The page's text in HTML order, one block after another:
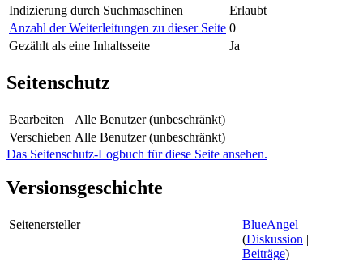
Indizierung durch Suchmaschinen
Erlaubt
Anzahl der Weiterleitungen zu dieser Seite 0
Gezählt als eine Inhaltsseite
Ja
Seitenschutz
Bearbeiten
Alle Benutzer (unbeschränkt)
Verschieben Alle Benutzer (unbeschränkt)
Das Seitenschutz-Logbuch für diese Seite ansehen.
Versionsgeschichte
Seitenersteller
BlueAngel
(Diskussion |
Beiträge)